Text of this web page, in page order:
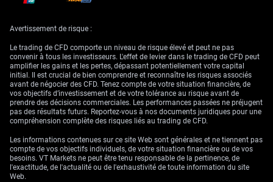
par une demande fondamentale robuste : selon de récentes données du
leurs achats soutenus, ajoutant un montant net de 290 tonnes à leurs
réserves.
Positionnement de
marché avant la Fed et
perspectives plus larges
sur les actions
La réunion de la Réserve fédérale de ce mercredi devient désormais
Avertissement de risque :
Le trading de CFD comporte un niveau de risque élevé et peut ne pas
convenir à tous les investisseurs. L'effet de levier dans le trading de CFD peut
amplifier les gains et les pertes, dépassant potentiellement votre capital
initial. Il est crucial de bien comprendre et reconnaître les risques associés
avant de négocier des CFD. Tenez compte de votre situation financière, de
vos objectifs d’investissement et de votre tolérance au risque avant de
prendre des décisions commerciales. Les performances passées ne préjugent
pas des résultats futurs. Reportez-vous à nos documents juridiques pour une
compréhension complète des risques liés au trading de CFD.
Les informations contenues sur ce site Web sont générales et ne tiennent pas
compte de vos objectifs individuels, de votre situation financière ou de vos
besoins. VT Markets ne peut être tenu responsable de la pertinence, de
l'exactitude, de l'actualité ou de l'exhaustivité de toute information du site
Web.